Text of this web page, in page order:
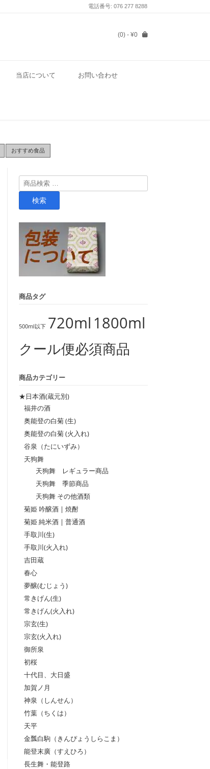
電話番号: 076 277 8288
(0) - ¥0
当店について お問い合わせ
おすすめ食品
検
索
検索
商品タグ
500ml以下 720ml 1800ml
クール便必須商品
商品カテゴリー
★日本酒(蔵元別)
福井の酒
奥能登の白菊 (生)
奥能登の白菊 (火入れ)
谷泉（たにいずみ）
天狗舞
天狗舞 レギュラー商品
天狗舞 季節商品
天狗舞 その他酒類
菊姫 吟醸酒 | 焼酎
菊姫 純米酒 | 普通酒
手取川(生)
手取川(火入れ)
吉田蔵
春心
夢醸(むじょう)
常きげん(生)
常きげん(火入れ)
宗玄(生)
宗玄(火入れ)
御所泉
初桜
十代目、大日盛
加賀ノ月
神泉（しんせん）
竹葉（ちくは）
天平
金瓢白駒（きんぴょうしらこま）
能登末廣（すえひろ）
長生舞・能登路